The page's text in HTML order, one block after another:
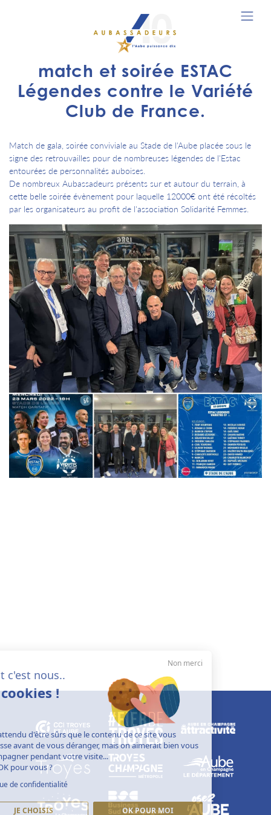
match et soirée ESTAC
Légendes contre le Variété
Club de France.
Match de gala, soirée conviviale au Stade de l'Aube placée sous le
signe des retrouvailles pour de nombreuses légendes de l'Estac
entourées de personnalités auboises.
De nombreux Aubassadeurs présents sur et autour du terrain, à
cette belle soirée évènement pour laquelle 12000€ ont été récoltés
par les organisateurs au profit de l'association Solidarité Femmes.
Salut c'est nous..
les cookies !
On a attendu d'être sûrs que le contenu de ce site vous
intéresse avant de vous déranger, mais on aimerait bien vous
accompagner pendant votre visite...
C'est OK pour vous ?
Politique de confidentialité
JE CHOISIS OK POUR MOI